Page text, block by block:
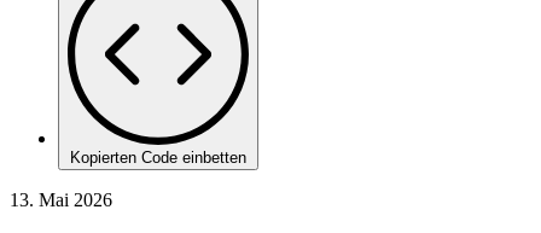
Kopierten Code einbetten
13. Mai 2026